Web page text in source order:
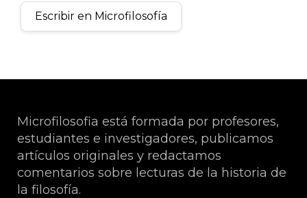
Escribir en Microfilosofía
Microfilosofia está formada por profesores,
estudiantes e investigadores, publicamos
artículos originales y redactamos
comentarios sobre lecturas de la historia de
la filosofía.